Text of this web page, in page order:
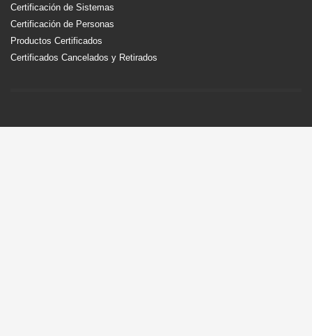
Certificación de Sistemas
Certificación de Personas
Productos Certificados
Certificados Cancelados y Retirados